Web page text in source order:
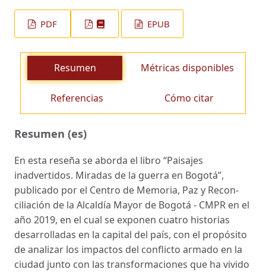
PDF EPUB
Resumen Métricas disponibles
Referencias Cómo citar
Resumen (es)
En esta reseña se aborda el libro “Paisajes
inadvertidos. Miradas de la guerra en Bogotá”,
publicado por el Centro de Memoria, Paz y Recon­
ciliación de la Alcaldía Mayor de Bogotá - CMPR en el
año 2019, en el cual se exponen cuatro historias
desarro­lladas en la capital del país, con el propósito
de analizar los impactos del conflicto armado en la
ciudad junto con las transformaciones que ha vivido